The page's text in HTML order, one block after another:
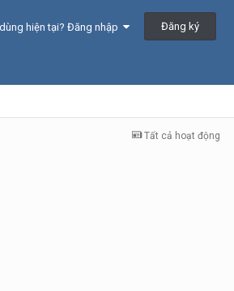
hiện tại? Đăng nhập Đăng ký
Tất cả hoạt động